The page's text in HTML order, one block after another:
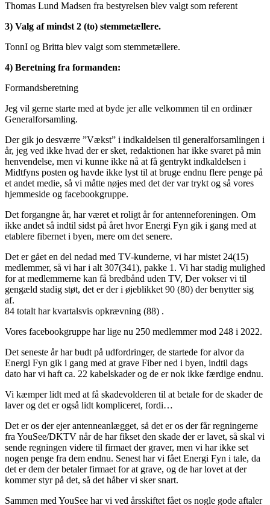
Thomas Lund Madsen fra bestyrelsen blev valgt som referent
3) Valg af mindst 2 (to) stemmetællere.
TonnI og Britta blev valgt som stemmetællere.
4) Beretning fra formanden:
Formandsberetning
Jeg vil gerne starte med at byde jer alle velkommen til en ordinær
Generalforsamling.
Der gik jo desværre ”Vækst” i indkaldelsen til generalforsamlingen i
år, jeg ved ikke hvad der er sket, redaktionen har ikke svaret på min
henvendelse, men vi kunne ikke nå at få gentrykt indkaldelsen i
Midtfyns posten og havde ikke lyst til at bruge endnu flere penge på
et andet medie, så vi måtte nøjes med det der var trykt og så vores
hjemmeside og facebookgruppe.
Det forgangne år, har været et roligt år for antenneforeningen. Om
ikke andet så indtil sidst på året hvor Energi Fyn gik i gang med at
etablere fibernet i byen, mere om det senere.
Det er gået en del nedad med TV-kunderne, vi har mistet 24(15)
medlemmer, så vi har i alt 307(341), pakke 1. Vi har stadig mulighed
for at medlemmerne kan få bredbånd uden TV, Der vokser vi til
gengæld stadig støt, det er der i øjeblikket 90 (80) der benytter sig
af.
84 totalt har kvartalsvis opkrævning (88) .
Vores facebookgruppe har lige nu 250 medlemmer mod 248 i 2022.
Det seneste år har budt på udfordringer, de startede for alvor da
Energi Fyn gik i gang med at grave Fiber ned i byen, indtil dags
dato har vi haft ca. 22 kabelskader og de er nok ikke færdige endnu.
Vi kæmper lidt med at få skadevolderen til at betale for de skader de
laver og det er også lidt kompliceret, fordi…
Det er os der ejer antenneanlægget, så det er os der får regningerne
fra YouSee/DKTV når de har fikset den skade der er lavet, så skal vi
sende regningen videre til firmaet der graver, men vi har ikke set
nogen penge fra dem endnu. Senest har vi fået Energi Fyn i tale, da
det er dem der betaler firmaet for at grave, og de har lovet at der
kommer styr på det, så det håber vi sker snart.
Sammen med YouSee har vi ved årsskiftet fået os nogle gode aftaler